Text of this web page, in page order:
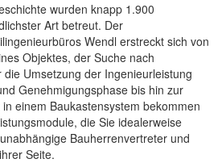
wurden knapp 1.900
Art betreut. Der
Wendl erstreckt sich von
Objektes, der Suche nach
Umsetzung der Ingenieurleistung
Genehmigungsphase bis hin zur
einem Baukastensystem bekommen
die Sie idealerweise
Bauherrenvertreter und
Seite.